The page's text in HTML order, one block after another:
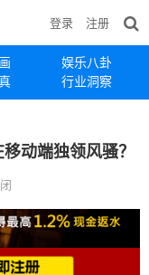
娱乐八卦
行业洞察
登录 注册
动端独领风骚？